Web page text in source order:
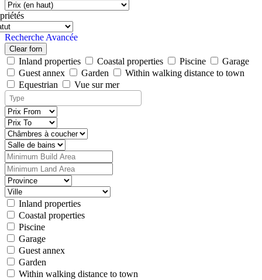
Recherche Avancée
Clear forn
Inland properties Coastal properties Piscine
Garage
Guest annex
Garden
Within walking distance to town
Equestrian
Vue sur mer
Inland properties
Coastal properties
Piscine
Garage
Guest annex
Garden
Within walking distance to town